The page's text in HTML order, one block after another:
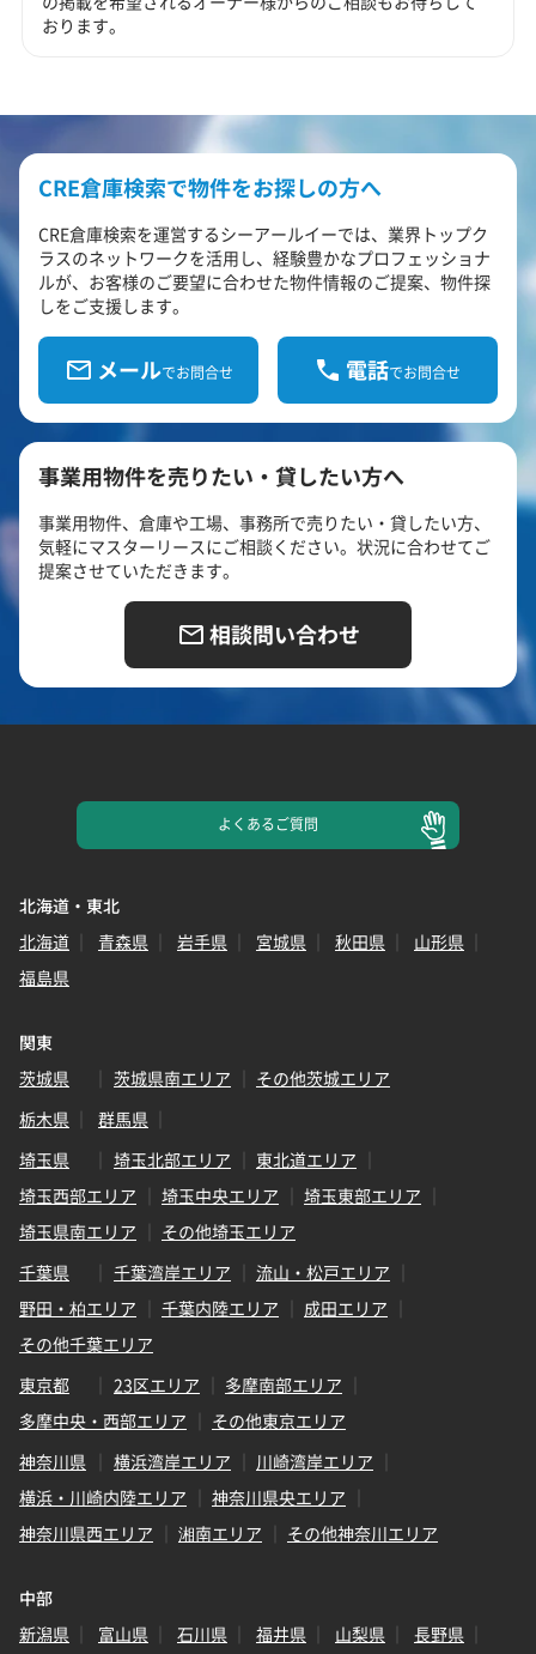
おります。
CRE倉庫検索で物件をお探しの方へ
CRE倉庫検索を運営するシーアールイーでは、業界トップク
ラスのネットワークを活用し、経験豊かなプロフェッショナ
ルが、お客様のご要望に合わせた物件情報のご提案、物件探
しをご支援します。
メールでお問合せ 電話でお問合せ
事業用物件を売りたい・貸したい方へ
事業用物件、倉庫や工場、事務所で売りたい・貸したい方、
気軽にマスターリースにご相談ください。状況に合わせてご
提案させていただきます。
相談問い合わせ
よくあるご質問
北海道・東北
北海道
青森県 岩手県 宮城県 秋田県
山形県
福島県
関東
茨城県
茨城県南エリア
その他茨城エリア
栃木県
群馬県
埼玉県
埼玉北部エリア
東北道エリア
埼玉西部エリア
埼玉中央エリア
埼玉東部エリア
埼玉県南エリア
その他埼玉エリア
千葉県
千葉湾岸エリア
流山・松戸エリア
野田・柏エリア
千葉内陸エリア
成田エリア
その他千葉エリア
東京都
23区エリア
多摩南部エリア
多摩中央・西部エリア
その他東京エリア
神奈川県
横浜湾岸エリア
川崎湾岸エリア
横浜・川崎内陸エリア
神奈川県央エリア
神奈川県西エリア
湘南エリア その他神奈川エリア
中部
新潟県
富山県 石川県 福井県 山梨県
長野県